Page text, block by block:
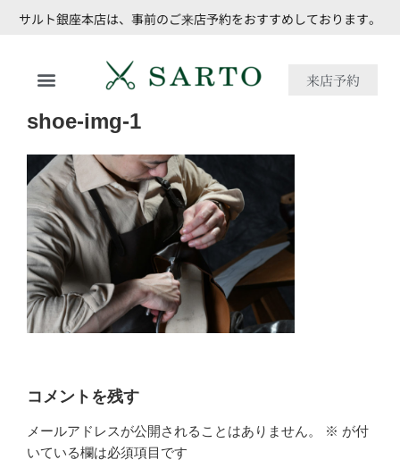
サルト銀座本店は、事前のご来店予約をおすすめしております。
来店予約
shoe-img-1
コメントを残す
メールアドレスが公開されることはありません。 ※ が付
いている欄は必須項目です